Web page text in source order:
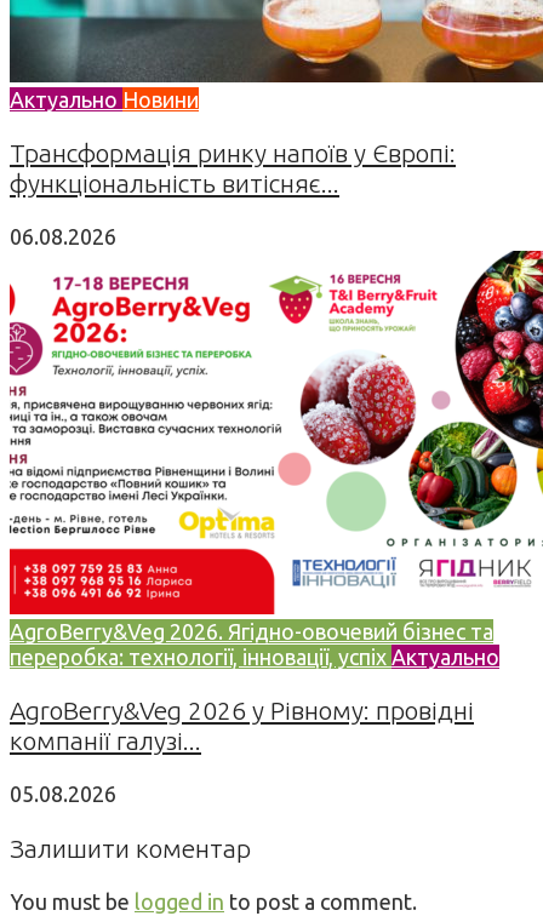
Актуально Новини
Трансформація ринку напоїв у Європі:
функціональність витісняє...
06.08.2026
AgroBerry&Veg 2026. Ягідно-овочевий бізнес та
переробка: технології, інновації, успіх Актуально
AgroBerry&Veg 2026 у Рівному: провідні
компанії галузі...
05.08.2026
Залишити коментар
You must be logged in to post a comment.